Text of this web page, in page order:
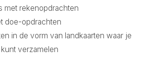
met rekenopdrachten
doe-opdrachten
in de vorm van landkaarten waar je
verzamelen